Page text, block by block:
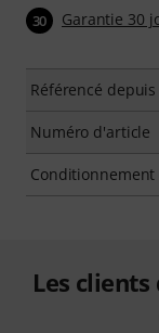
30 Garantie 30
Référencé depuis
Numéro d'article
Conditionnement
Les